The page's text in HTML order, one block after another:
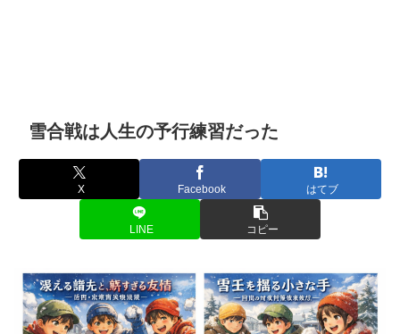
雪合戦は人生の予行練習だった
X Facebook はてブ
LINE コピー